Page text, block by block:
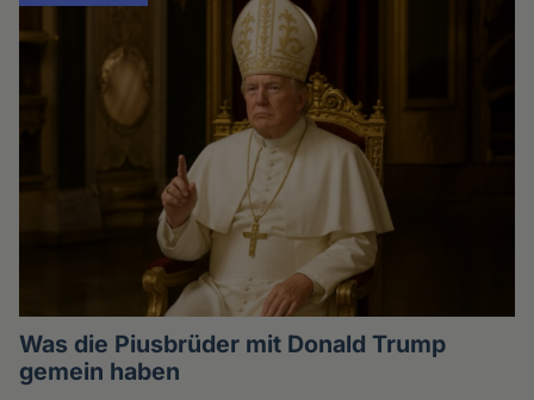
Was die Piusbrüder mit Donald Trump
gemein haben